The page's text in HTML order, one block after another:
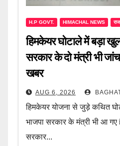
H.P GOVT. HIMACHAL NEWS
हिमकेयर घोटाले में बड़ा
सरकार के दो मंत्री भी
खबर
AUG 6, 2026
हिमकेयर योजना से जुड़े कथित
भाजपा सरकार के मंत्री भी आ गए
सरकार...